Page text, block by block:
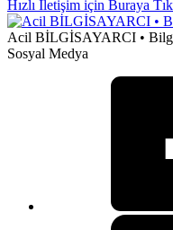
Hızlı İletişim için Buraya
Acil BİLGİSAYARCI •
Sosyal Medya